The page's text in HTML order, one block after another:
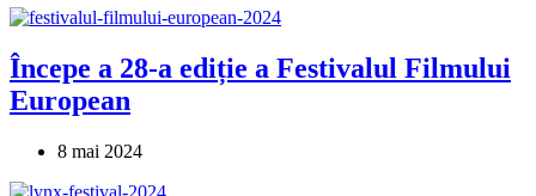
Începe a 28-a ediție a Festivalul Filmului
European
8 mai 2024